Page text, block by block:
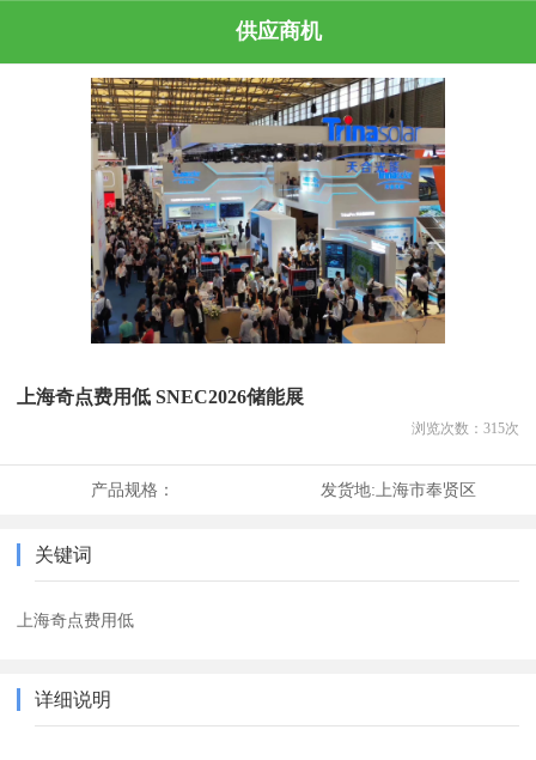
供应商机
上海奇点费用低 SNEC2026储能展
浏览次数： 315次
产品规格： 发货地:上海市奉贤区
关键词
上海奇点费用低
详细说明